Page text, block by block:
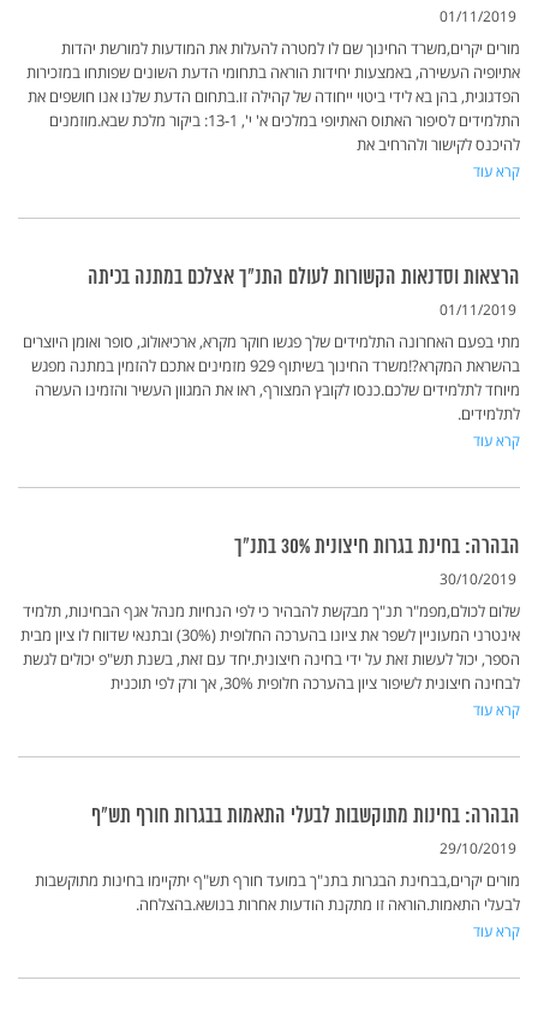
01/11/2019
מורים יקרים,משרד החינוך שם לו למטרה להעלות את המודעות למורשת יהדות
אתיופיה העשירה, באמצעות יחידות הוראה בתחומי הדעת השונים שפותחו במזכירות
הפדגוגית, בהן בא לידי ביטוי ייחודה של קהילה זו.בתחום הדעת שלנו אנו חושפים את
התלמידים לסיפור האתוס האתיופי במלכים א' י', 13-1: ביקור מלכת שבא.מוזמנים
להיכנס לקישור ולהרחיב את
קרא עוד
הרצאות וסדנאות הקשורות לעולם התנ"ך אצלכם במתנה בכיתה
01/11/2019
מתי בפעם האחרונה התלמידים שלך פגשו חוקר מקרא, ארכיאולוג, סופר ואומן היוצרים
בהשראת המקרא?!משרד החינוך בשיתוף 929 מזמינים אתכם להזמין במתנה מפגש
מיוחד לתלמידים שלכם.כנסו לקובץ המצורף, ראו את המגוון העשיר והזמינו העשרה
לתלמידים.
קרא עוד
הבהרה: בחינת בגרות חיצונית 30% בתנ"ך
30/10/2019
שלום לכולם,מפמ"ר תנ"ך מבקשת להבהיר כי לפי הנחיות מנהל אגף הבחינות, תלמיד
אינטרני המעוניין לשפר את ציונו בהערכה החלופית (30%) ובתנאי שדווח לו ציון מבית
הספר, יכול לעשות זאת על ידי בחינה חיצונית.יחד עם זאת, בשנת תש"פ יכולים לגשת
לבחינה חיצונית לשיפור ציון בהערכה חלופית 30%, אך ורק לפי תוכנית
קרא עוד
הבהרה: בחינות מתוקשבות לבעלי התאמות בבגרות חורף תש"ף
29/10/2019
מורים יקרים,בבחינת הבגרות בתנ"ך במועד חורף תש"ף יתקיימו בחינות מתוקשבות
לבעלי התאמות.הוראה זו מתקנת הודעות אחרות בנושא.בהצלחה.
קרא עוד